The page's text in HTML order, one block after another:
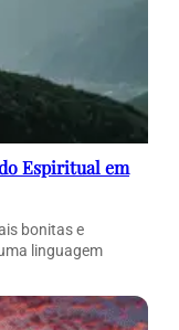
Espiritual em
bonitas e
linguagem